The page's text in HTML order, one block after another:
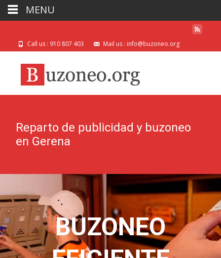
Call us : 910 807 403 Mail us : info@buzoneo.org
Reparto de publicidad y buzoneo
en Gerena
BUZONEO
MENU